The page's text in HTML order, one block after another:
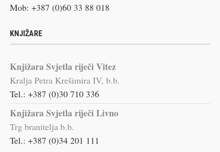
Mob: +387 (0)60 33 88 018
KNJIŽARE
Knjižara Svjetla riječi Vitez
Kralja Petra Krešimira IV, b.b.
Tel.: +387 (0)30 710 336
Knjižara Svjetla riječi Livno
Trg branitelja b.b.
Tel.: +387 (0)34 201 111